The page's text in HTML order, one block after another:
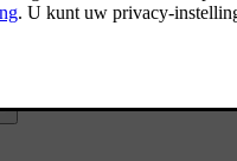
verhuist